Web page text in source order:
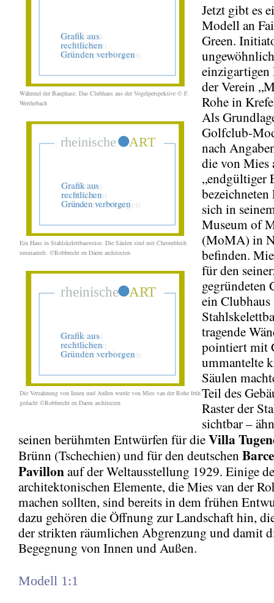
Während der Bauphase. Das Clubhaus aus der Vogelperspektive © F.
Werthebach
Ein Haus in Stahlskelettbauweise. Die Säulen sind mit Chromblech
ummantelt. ©Robbrecht en Daem architecten
Die Verzahnung von Innen und Außen wurde von Mies van der Rohe früh
gedacht ©Robbrecht en Daem architecten
Jetzt gibt es
Modell an
Green.
einzigartigen
der Verein
Rohe in
Als
Golfclub-
nach
die von Mies
„endgültiger
bezeichneten
sich in
Museum of
(MoMA) in
befinden.
für den
gegründeten
ein
tragende
pointiert mit
ummantelte
Säulen
Teil des
Raster der
sichtbar –
seinen berühmten Entwürfen für dieVilla
Brünn (Tschechien) und für den deutschen
Pavillonauf der Weltausstellung 1929. Einige
architektonischen Elemente, die Mies van der
machen sollten, sind bereits in dem frühen
dazu gehören die Öffnung zur Landschaft hin,
der strikten räumlichen Abgrenzung und damit
Begegnung von Innen und Außen.
Modell 1:1